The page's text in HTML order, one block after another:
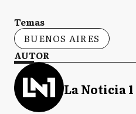
Temas
BUENOS AIRES
AUTOR
La Noticia 1